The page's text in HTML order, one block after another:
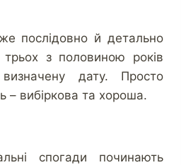
послідовно й детально
трьох з половиною років
дату. Просто
– вибіркова та хороша.
спогади починають